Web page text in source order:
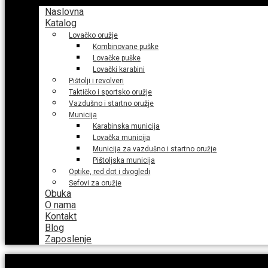
Naslovna
Katalog
Lovačko oružje
Kombinovane puške
Lovačke puške
Lovački karabini
Pištolji i revolveri
Taktičko i sportsko oružje
Vazdušno i startno oružje
Municija
Karabinska municija
Lovačka municija
Municija za vazdušno i startno oružje
Pištoljska municija
Optike, red dot i dvogledi
Sefovi za oružje
Obuka
O nama
Kontakt
Blog
Zaposlenje